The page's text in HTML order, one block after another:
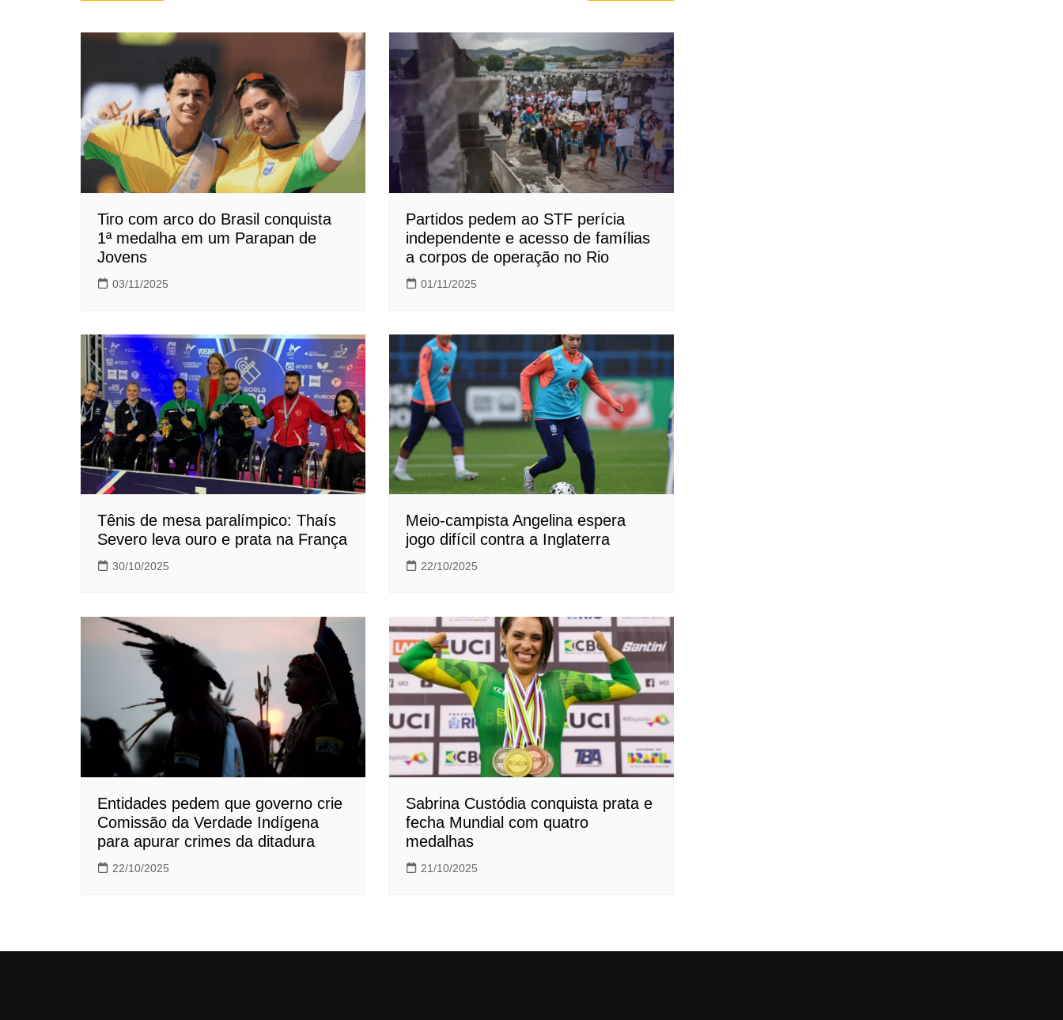
de
Post
Tiro com arco do Brasil conquista
1ª medalha em um Parapan de
Jovens
03/11/2025
Partidos pedem ao STF perícia
independente e acesso de famílias
a corpos de operação no Rio
01/11/2025
Tênis de mesa paralímpico: Thaís
Severo leva ouro e prata na França
30/10/2025
Meio-campista Angelina espera
jogo difícil contra a Inglaterra
22/10/2025
Entidades pedem que governo crie
Comissão da Verdade Indígena
para apurar crimes da ditadura
22/10/2025
Sabrina Custódia conquista prata e
fecha Mundial com quatro
medalhas
21/10/2025